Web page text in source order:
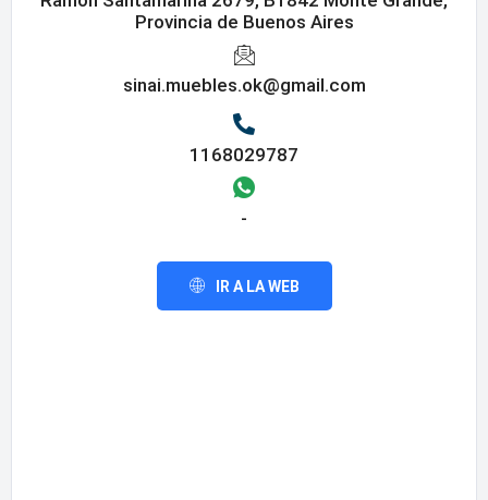
Provincia de Buenos Aires
sinai.muebles.ok@gmail.com
1168029787
-
IR A LA WEB